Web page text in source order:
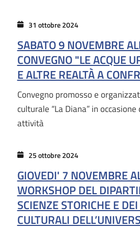
31 ottobre 2024
SABATO 9 NOVEMBRE
CONVEGNO "LE ACQUE
E ALTRE REALTÀ A
Convegno promosso e
culturale “La Diana” in
attività
25 ottobre 2024
GIOVEDI' 7 NOVEMBRE
WORKSHOP DEL
SCIENZE STORICHE E
CULTURALI